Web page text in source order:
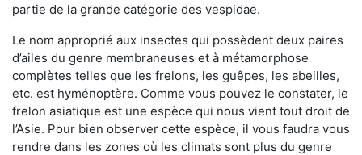
partie de la grande catégorie des vespidae.
Le nom approprié aux insectes qui possèdent deux paires
d’ailes du genre membraneuses et à métamorphose
complètes telles que les frelons, les guêpes, les abeilles,
etc. est hyménoptère. Comme vous pouvez le constater, le
frelon asiatique est une espèce qui nous vient tout droit de
l’Asie. Pour bien observer cette espèce, il vous faudra vous
rendre dans les zones où les climats sont plus du genre